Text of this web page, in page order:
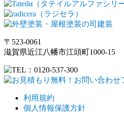
〒523-0061
滋賀県近江八幡市江頭町1000-15
利用規約
個人情報保護方針